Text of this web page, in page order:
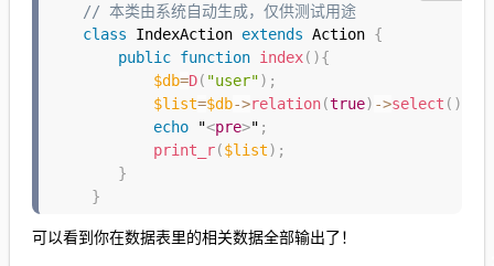
// 本类由系统自动生成，仅供测试用途
class
IndexAction extends Action {
public function index( ){
$db=D( "user") ;
$list=$db->relation(true) ->select ( )
echo "<pre>" ;
print_r($list) ;
}
}
可以看到你在数据表里的相关数据全部输出了！